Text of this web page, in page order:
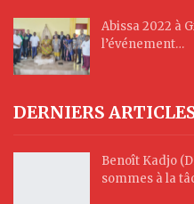
Abissa 2022 à
l’événement…
DERNIERS
Benoît Kadjo
sommes à la